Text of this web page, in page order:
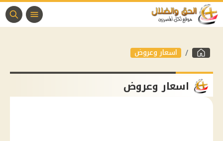
اسعار وعروض
اسعار وعروض